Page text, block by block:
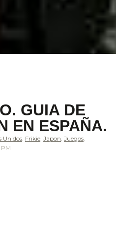
GUIA DE
EN ESPAÑA.
Unidos, Frikie, Japon, Juegos,
PM